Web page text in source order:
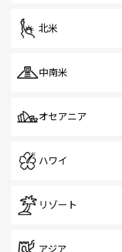
北米
中南米
オセアニア
ハワイ
リゾート
アジア